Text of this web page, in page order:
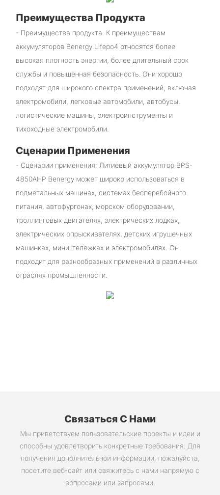
Преимущества Продукта
- Преимущества продукта. К преимуществам
аккумуляторов Benergy Lifepo4 относятся более
высокая плотность энергии, более длительный срок
службы и повышенная безопасность. Они хорошо
подходят для широкого спектра применений, включая
электромобили, легковые автомобили, автобусы,
логистические машины, электроинструменты и
тихоходные электромобили.
Сценарии Применения
- Сценарии применения: Литиевый аккумулятор BPS-
4850AHP Benergy может широко использоваться в
подметальных машинах, системах бесперебойного
питания, автофургонах, морском оборудовании,
троллинговых двигателях, электрических лодках,
электрических опрыскивателях, детских игрушечных
машинках, мини-тележках и электромобилях. Он
подходит для разнообразных применений в различных
отраслях промышленности.
Связаться С Нами
Мы приветствуем пользовательские проекты и идеи и
способны удовлетворить конкретные требования. Для
получения дополнительной информации, пожалуйста,
посетите веб-сайт или свяжитесь с нами напрямую с
вопросами или запросами.